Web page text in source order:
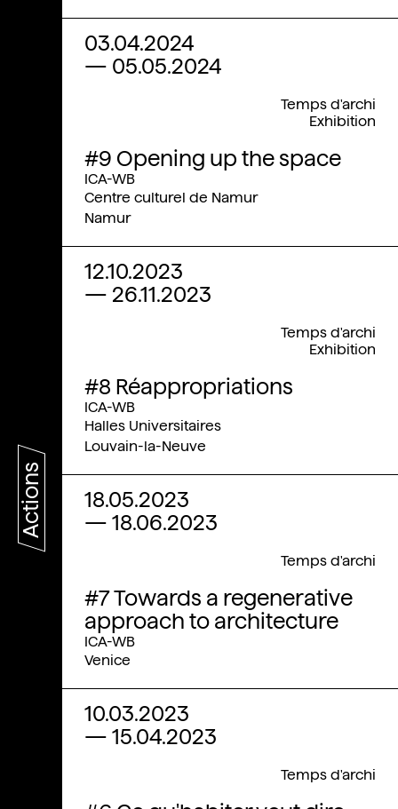
Actions
03.04.2024
— 05.05.2024
#9 Opening up the space
Temps d'archi
Exhibition
ICA-WB
Centre culturel de Namur
Namur
12.10.2023
— 26.11.2023
#8 Réappropriations
Temps d'archi
Exhibition
ICA-WB
Halles Universitaires
Louvain-la-Neuve
18.05.2023
— 18.06.2023
#7 Towards a regenerative
approach to architecture
Temps d'archi
ICA-WB
Venice
10.03.2023
— 15.04.2023
Temps d'archi